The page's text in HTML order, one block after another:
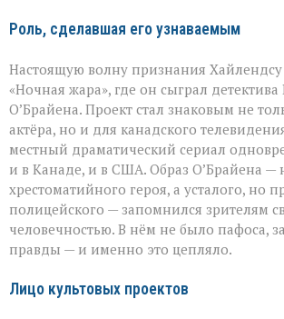
Роль, сделавшая его узнаваемым
Настоящую волну признания
«Ночная жара», где он сыграл детектива
О’Брайена. Проект стал знаковым не
актёра, но и для канадского
местный драматический сериал
и в Канаде, и в США. Образ О’Брайена —
хрестоматийного героя, а усталого, но
полицейского — запомнился зрителям
человечностью. В нём не было пафоса,
правды — и именно это цепляло.
Лицо культовых проектов